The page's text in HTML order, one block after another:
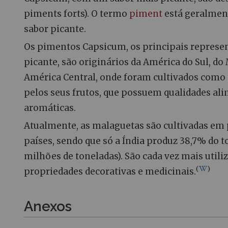
piments forts). O termo piment está
sabor picante.
Os pimentos Capsicum, os principais
picante, são originários da América do Sul, do
América Central, onde foram cultivados
pelos seus frutos, que possuem qualidades
aromáticas.
Atualmente, as malaguetas são cultivadas
países, sendo que só a Índia produz 38,7% do
milhões de toneladas). São cada vez mais
propriedades decorativas e medicinais.( )
Anexos